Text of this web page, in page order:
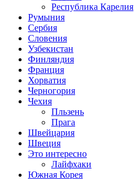
Республика Карелия
Румыния
Сербия
Словения
Узбекистан
Финляндия
Франция
Хорватия
Черногория
Чехия
Пльзень
Прага
Швейцария
Швеция
Это интересно
Лайфхаки
Южная Корея